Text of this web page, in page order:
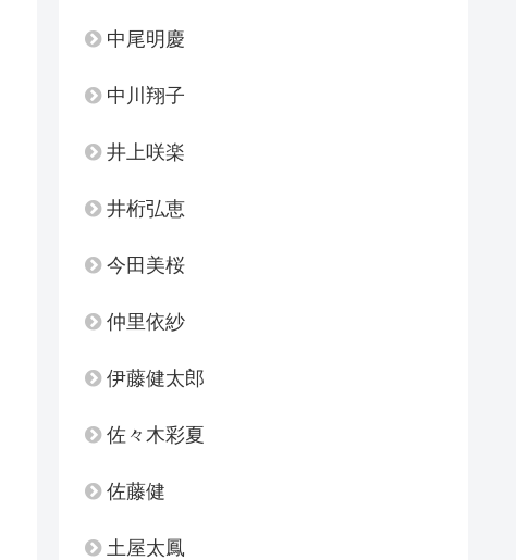
中尾明慶
中川翔子
井上咲楽
井桁弘恵
今田美桜
仲里依紗
伊藤健太郎
佐々木彩夏
佐藤健
土屋太鳳